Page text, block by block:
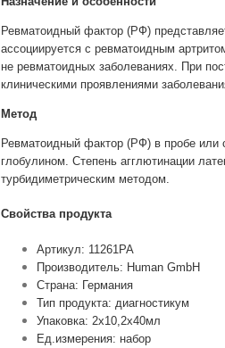
Ревматоидный фактор (РФ)
ассоциируется с ревматоидным
не ревматоидных заболеваниях. При
клиническими проявлениями
Метод
Ревматоидный фактор (РФ) в пробе или
глобулином. Степень агглютинации
турбидиметрическим методом.
Свойства продукта
Артикул: 11261PA
Производитель: Human GmbH
Страна: Германия
Тип продукта: диагностикум
Упаковка: 2х10,2х40мл
Ед.измерения: набор